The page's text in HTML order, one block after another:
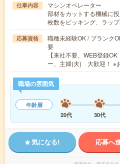
仕事内容
マシンオペレーター
部材をカットする機械に
枚数をピッキング、ラッ
応募資格
職種未経験OK / ブランク
要
【来社不要、WEB登録
ー、主婦(夫) 大歓迎！ ※
職場の雰囲気
年齢層
20代
30代
気になる! 応募へ